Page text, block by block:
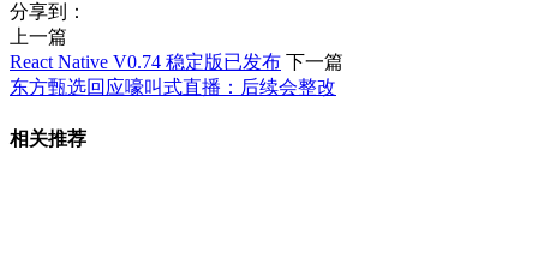
分享到：
上一篇
React Native V0.74 稳定版已发布 下一篇
东方甄选回应嚎叫式直播：后续会整改
相关推荐